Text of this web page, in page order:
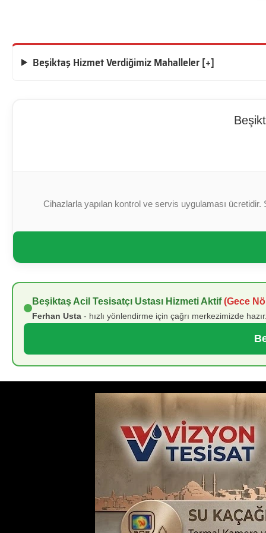
Beşiktaş Hizmet Verdiğimiz Mahalleler [+]
Cihazlarla yapılan kontrol ve servis uygulaması
Beşiktaş Acil Tesisatçı Ustası Hizmeti Aktif(Gece
Ferhan Usta - hızlı yönlendirme için çağrı merkezimizde